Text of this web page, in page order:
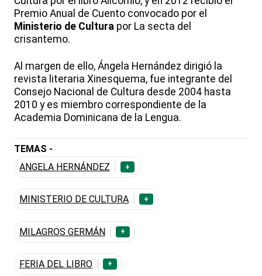
Premio Anual de Cuento convocado por el
Ministerio de Cultura por La secta del
crisantemo.
Al margen de ello, Ángela Hernández dirigió la
revista literaria Xinesquema, fue integrante del
Consejo Nacional de Cultura desde 2004 hasta
2010 y es miembro correspondiente de la
Academia Dominicana de la Lengua.
TEMAS -
ANGELA HERNÁNDEZ
+
MINISTERIO DE CULTURA +
MILAGROS GERMÁN +
FERIA DEL LIBRO +